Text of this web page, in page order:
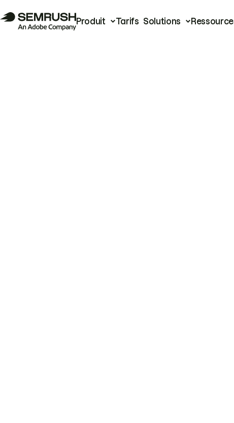
Produit Tarifs Solutions